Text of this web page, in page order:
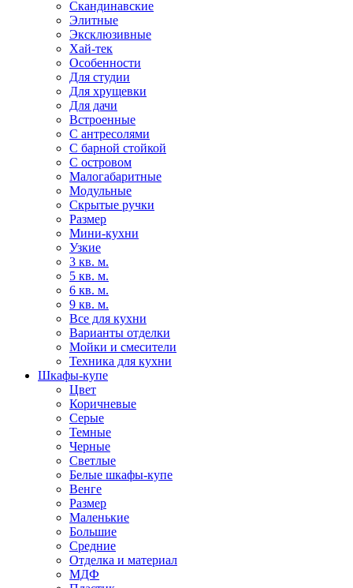
Скандинавские
Элитные
Эксклюзивные
Хай-тек
Особенности
Для студии
Для хрущевки
Для дачи
Встроенные
С антресолями
С барной стойкой
С островом
Малогабаритные
Модульные
Скрытые ручки
Размер
Мини-кухни
Узкие
3 кв. м.
5 кв. м.
6 кв. м.
9 кв. м.
Все для кухни
Варианты отделки
Мойки и смесители
Техника для кухни
Шкафы-купе
Цвет
Коричневые
Серые
Темные
Черные
Светлые
Белые шкафы-купе
Венге
Размер
Маленькие
Большие
Средние
Отделка и материал
МДФ